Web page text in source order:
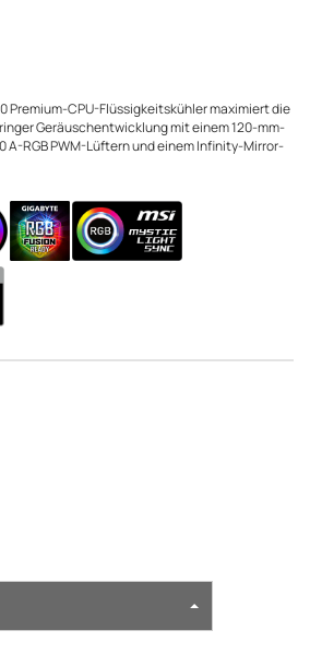
Premium-CPU-Flüssigkeitskühler maximiert die
Geräuschentwicklung mit einem 120-mm-
A-RGB PWM-Lüftern und einem Infinity-Mirror-